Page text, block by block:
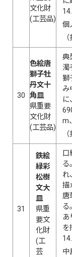
文化財
(工芸品)
個
30
色絵唐
獅子牡
丹文十
角皿
県重要
文化財
(工芸品)
典
濁
獅
み
に
m
31
鉄絵
緑彩
松樹
文大
皿
県重
要文
化財
(工
芸
る
れ
描
唐
る
あ
を
中